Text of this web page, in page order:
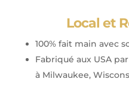
Local et
100% fait main avec
Fabriqué aux USA
à Milwaukee,